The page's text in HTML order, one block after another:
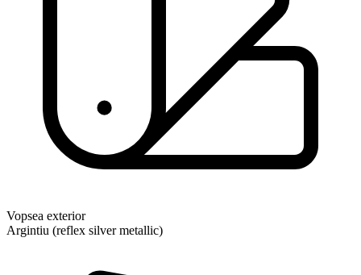
Vopsea exterior
Argintiu (reflex silver metallic)